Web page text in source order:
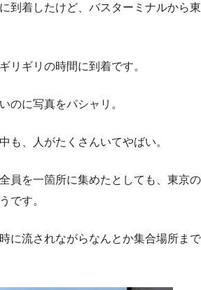
到着したけど、バスターミナルから東
リギリの時間に到着です。
のに写真をパシャリ。
も、人がたくさんいてやばい。
員を一箇所に集めたとしても、東京の
です。
に流されながらなんとか集合場所まで